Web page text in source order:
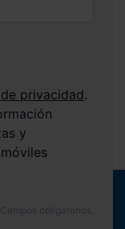
privacidad.
y